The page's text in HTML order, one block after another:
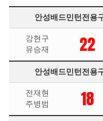
안성배드민턴전용
강현구
유승재
22
안성배드민턴전용
전재현
주병범
18